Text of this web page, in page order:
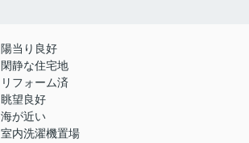
陽当り良好
閑静な住宅地
リフォーム済
眺望良好
海が近い
室内洗濯機置場